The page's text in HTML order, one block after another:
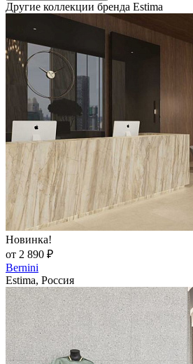
Другие коллекции бренда Estima
Новинка!
от 2 890 ₽
Bernini
Estima, Россия